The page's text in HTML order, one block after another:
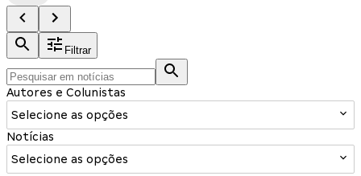
Filtrar
Autores e Colunistas
Selecione as opções
Notícias
Selecione as opções